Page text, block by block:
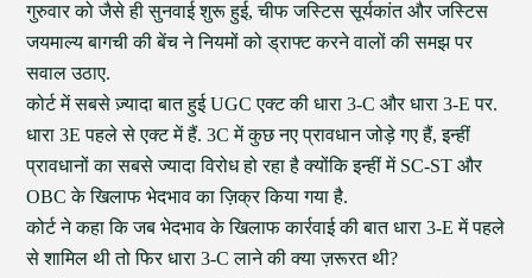
गुरुवार को जैसे ही सुनवाई शुरू हुई, चीफ जस्टिस सूर्यकांत और जस्टिस
जयमाल्य बागची की बेंच ने नियमों को ड्राफ्ट करने वालों की समझ पर
सवाल उठाए.
कोर्ट में सबसे ज़्यादा बात हुई UGC एक्ट की धारा 3-C और धारा 3-E पर.
धारा 3E पहले से एक्ट में हैं. 3C में कुछ नए प्रावधान जोड़े गए हैं, इन्हीं
प्रावधानों का सबसे ज्यादा विरोध हो रहा है क्योंकि इन्हीं में SC-ST और
OBC के खिलाफ भेदभाव का ज़िक्र किया गया है.
कोर्ट ने कहा कि जब भेदभाव के खिलाफ कार्रवाई की बात धारा 3-E में पहले
से शामिल थी तो फिर धारा 3-C लाने की क्या ज़रूरत थी?